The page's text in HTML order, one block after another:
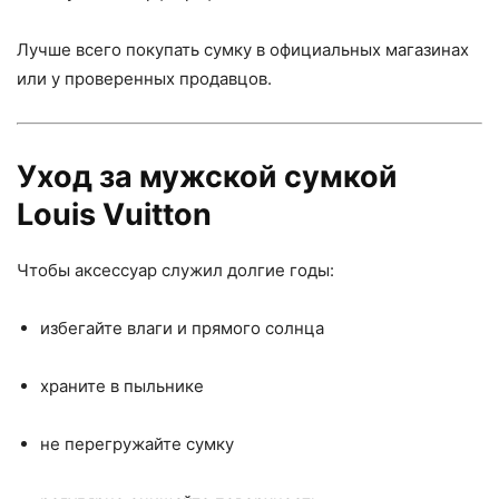
Лучше всего покупать сумку в официальных магазинах
или у проверенных продавцов.
Уход за мужской сумкой
Louis Vuitton
Чтобы аксессуар служил долгие годы:
избегайте влаги и прямого солнца
храните в пыльнике
не перегружайте сумку